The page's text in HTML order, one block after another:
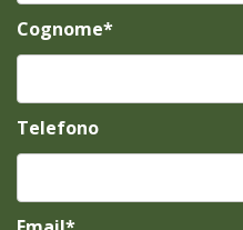
Cognome*
Telefono